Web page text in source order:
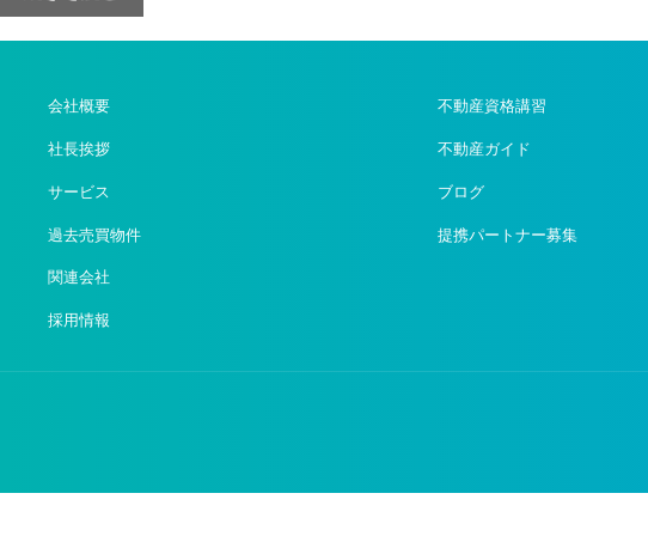
会社概要
社長挨拶
サービス
過去売買物件
関連会社
採用情報
不動産資格講習
不動産ガイド
ブログ
提携パートナー募集